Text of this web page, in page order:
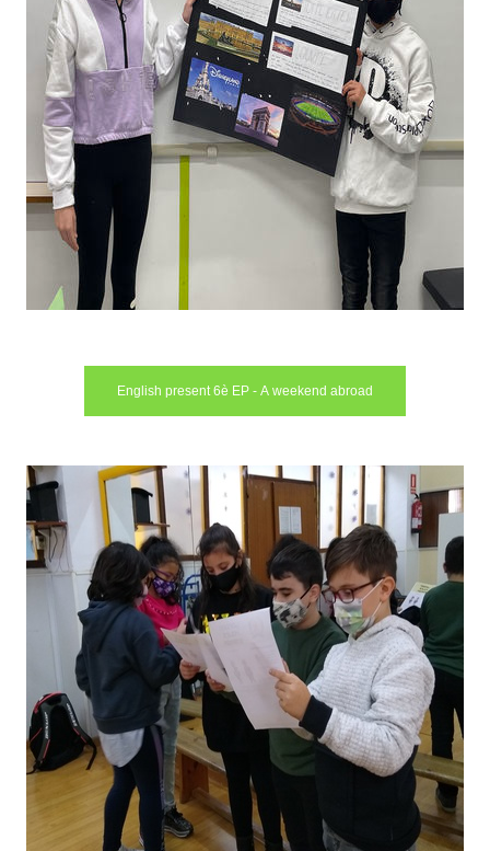
English present 6è EP - A weekend abroad